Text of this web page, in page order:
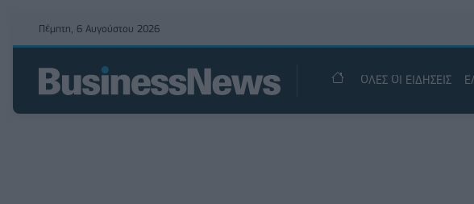
Πέμπτη, 6 Αυγούστου 2026
ΟΛΕΣ ΟΙ ΕΙΔΗΣΕΙΣ